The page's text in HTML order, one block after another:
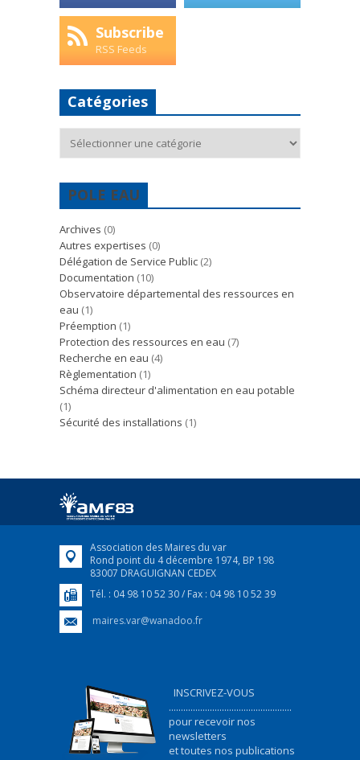
Subscribe
RSS Feeds
Catégories
POLE EAU
Archives (0)
Autres expertises (0)
Délégation de Service Public (2)
Documentation (10)
Observatoire départemental des ressources en
eau (1)
Préemption (1)
Protection des ressources en eau (7)
Recherche en eau (4)
Règlementation (1)
Schéma directeur d'alimentation en eau potable
(1)
Sécurité des installations (1)
Association des Maires du var
Rond point du 4 décembre 1974, BP 198
83007 DRAGUIGNAN CEDEX
Tél. : 04 98 10 52 30 / Fax : 04 98 10 52 39
maires.var@wanadoo.fr
INSCRIVEZ-VOUS
...................................................
pour recevoir nos
newsletters
et toutes nos publications